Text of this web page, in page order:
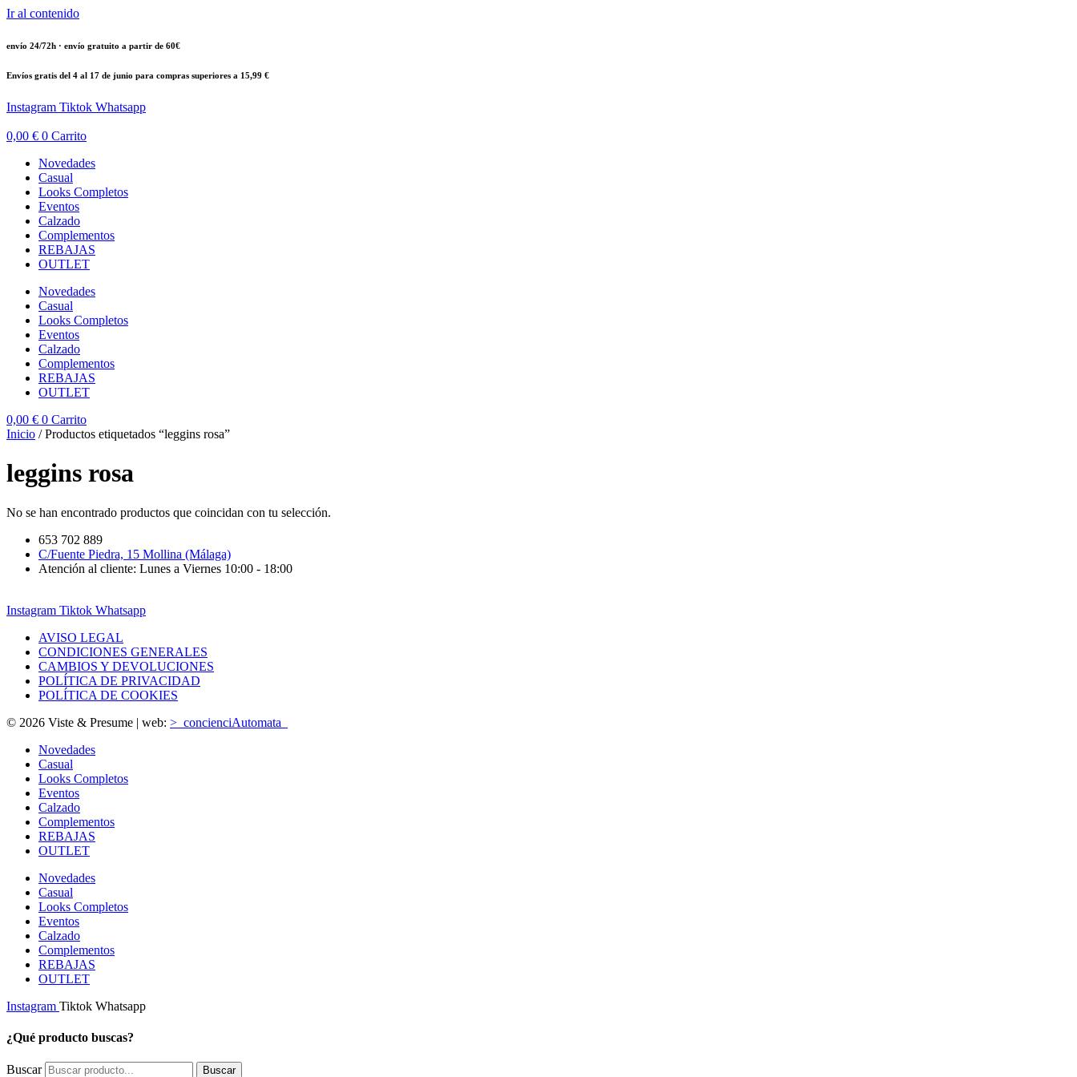
Ir al contenido
envío 24/72h · envío gratuito a partir de 60€
Envíos gratis del 4 al 17 de junio para compras superiores a 15,99 €
Instagram Tiktok Whatsapp
0,00 € 0 Carrito
Novedades
Casual
Looks Completos
Eventos
Calzado
Complementos
REBAJAS
OUTLET
Novedades
Casual
Looks Completos
Eventos
Calzado
Complementos
REBAJAS
OUTLET
0,00 € 0 Carrito
Inicio / Productos etiquetados “leggins rosa”
leggins rosa
No se han encontrado productos que coincidan con tu selección.
653 702 889
C/Fuente Piedra, 15 Mollina (Málaga)
Atención al cliente: Lunes a Viernes 10:00 - 18:00
Instagram Tiktok Whatsapp
AVISO LEGAL
CONDICIONES GENERALES
CAMBIOS Y DEVOLUCIONES
POLÍTICA DE PRIVACIDAD
POLÍTICA DE COOKIES
© 2026 Viste & Presume | web: >_concienciAutomata_
Novedades
Casual
Looks Completos
Eventos
Calzado
Complementos
REBAJAS
OUTLET
Novedades
Casual
Looks Completos
Eventos
Calzado
Complementos
REBAJAS
OUTLET
Instagram Tiktok Whatsapp
¿Qué producto buscas?
Buscar Buscar